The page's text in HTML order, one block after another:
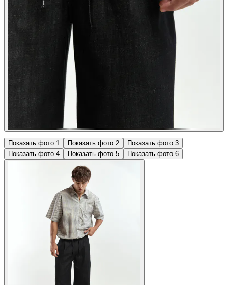
Показать фото 1 Показать фото 2 Показать фото 3
Показать фото 4 Показать фото 5 Показать фото 6